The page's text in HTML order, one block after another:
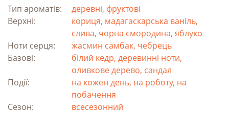
Тип ароматів:
деревні, фруктові
Верхні:
кориця, мадагаскарська ваніль,
слива, чорна смородина, яблуко
Ноти серця:
жасмин самбак, чебрець
Базові:
білий кедр, деревинні ноти,
оливкове дерево, сандал
Події:
на кожен день, на роботу, на
побачення
Сезон:
всесезонний